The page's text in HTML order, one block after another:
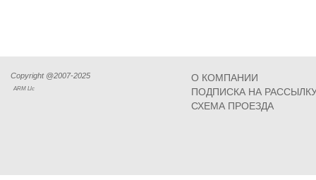
Copyright @2007-2025
ARM Llc
О КОМПАНИИ
ПОДПИСКА НА
СХЕМА ПРОЕЗДА